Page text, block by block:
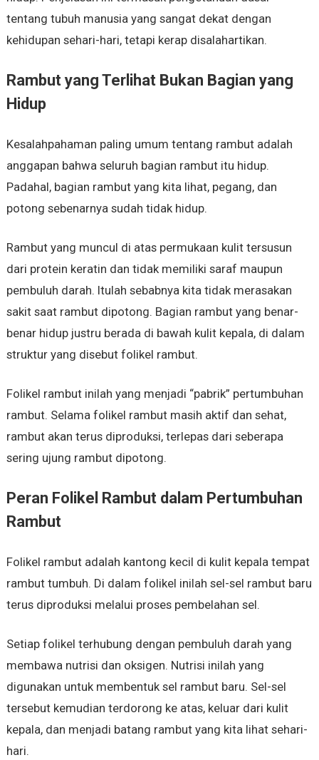
tentang tubuh manusia yang sangat dekat dengan
kehidupan sehari-hari, tetapi kerap disalahartikan.
Rambut yang Terlihat Bukan Bagian yang
Hidup
Kesalahpahaman paling umum tentang rambut adalah
anggapan bahwa seluruh bagian rambut itu hidup.
Padahal, bagian rambut yang kita lihat, pegang, dan
potong sebenarnya sudah tidak hidup.
Rambut yang muncul di atas permukaan kulit tersusun
dari protein keratin dan tidak memiliki saraf maupun
pembuluh darah. Itulah sebabnya kita tidak merasakan
sakit saat rambut dipotong. Bagian rambut yang benar-
benar hidup justru berada di bawah kulit kepala, di dalam
struktur yang disebut folikel rambut.
Folikel rambut inilah yang menjadi “pabrik” pertumbuhan
rambut. Selama folikel rambut masih aktif dan sehat,
rambut akan terus diproduksi, terlepas dari seberapa
sering ujung rambut dipotong.
Peran Folikel Rambut dalam Pertumbuhan
Rambut
Folikel rambut adalah kantong kecil di kulit kepala tempat
rambut tumbuh. Di dalam folikel inilah sel-sel rambut baru
terus diproduksi melalui proses pembelahan sel.
Setiap folikel terhubung dengan pembuluh darah yang
membawa nutrisi dan oksigen. Nutrisi inilah yang
digunakan untuk membentuk sel rambut baru. Sel-sel
tersebut kemudian terdorong ke atas, keluar dari kulit
kepala, dan menjadi batang rambut yang kita lihat sehari-
hari.